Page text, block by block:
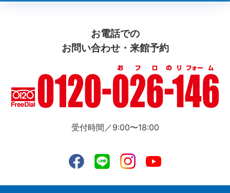
お電話での
お問い合わせ・来館予約
受付時間／9:00〜18:00